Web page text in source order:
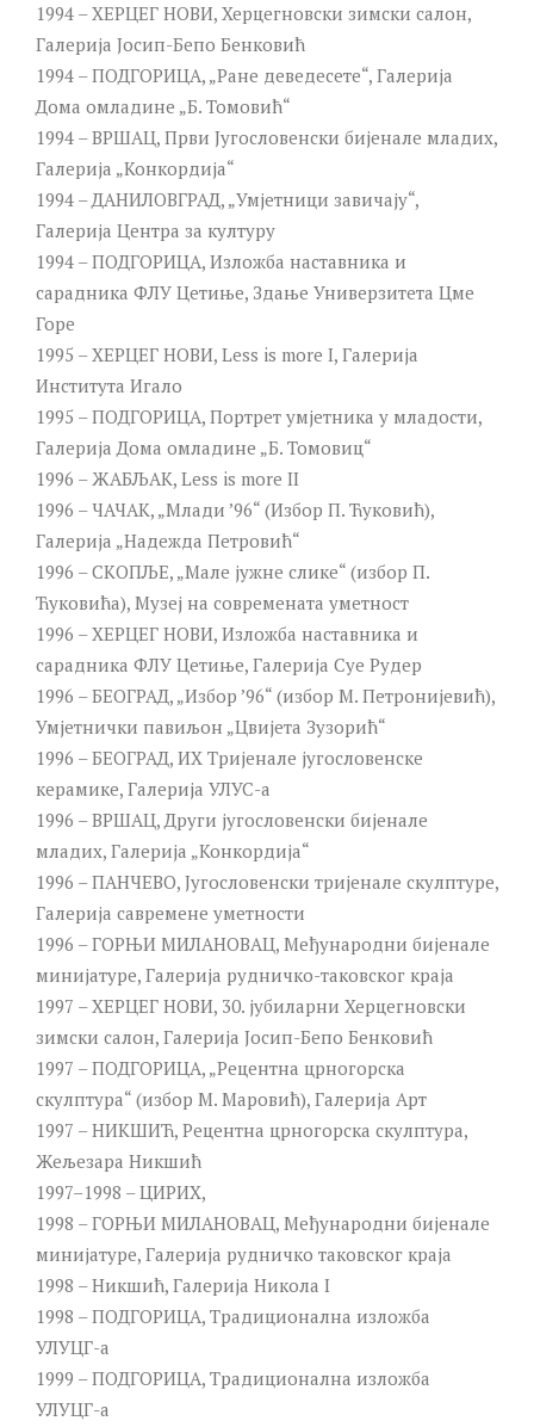
1994 – ХЕРЦЕГ НОВИ, Херцегновски зимски салон,
Галерија Јосип-Бепо Бенковић
1994 – ПОДГОРИЦА, „Ране деведесете“, Галерија
Дома омладине „Б. Томовић“
1994 – ВРШАЦ, Први Југословенски бијенале младих,
Галерија „Конкордија“
1994 – ДАНИЛОВГРАД, „Умјетници завичају“,
Галерија Центра за културу
1994 – ПОДГОРИЦА, Изложба наставника и
сарадника ФЛУ Цетиње, Здање Универзитета Цме
Горе
1995 – ХЕРЦЕГ НОВИ, Less is more I, Галерија
Института Игало
1995 – ПОДГОРИЦА, Портрет умјетника у младости,
Галерија Дома омладине „Б. Томовиц“
1996 – ЖАБЉАК, Less is more II
1996 – ЧАЧАК, „Млади ’96“ (Избор П. Ћуковић),
Галерија „Надежда Петровић“
1996 – СКОПЉЕ, „Мале јужне слике“ (избор П.
Ћуковића), Музеј на современата уметност
1996 – ХЕРЦЕГ НОВИ, Изложба наставника и
сарадника ФЛУ Цетиње, Галерија Суе Рyдер
1996 – БЕОГРАД, „Избор ’96“ (избор М. Петронијевић),
Умјетнички павиљон „Цвијета Зузорић“
1996 – БЕОГРАД, ИX Тријенале југословенске
керамике, Галерија УЛУС-а
1996 – ВРШАЦ, Други југословенски бијенале
младих, Галерија „Конкордија“
1996 – ПАНЧЕВО, Југословенски тријенале скулптуре,
Галерија савремене уметности
1996 – ГОРЊИ МИЛАНОВАЦ, Међународни бијенале
минијатуре, Галерија рудничко-таковског краја
1997 – ХЕРЦЕГ НОВИ, 30. јубиларни Херцегновски
зимски салон, Галерија Јосип-Бепо Бенковић
1997 – ПОДГОРИЦА, „Рецентна црногорска
скулптура“ (избор М. Маровић), Галерија Арт
1997 – НИКШИЋ, Рецентна црногорска скулптура,
Жељезара Никшић
1997–1998 – ЦИРИХ,
1998 – ГОРЊИ МИЛАНОВАЦ, Међународни бијенале
минијатуре, Галерија рудничко таковског краја
1998 – Никшић, Галерија Никола I
1998 – ПОДГОРИЦА, Традиционална изложба
УЛУЦГ-а
1999 – ПОДГОРИЦА, Традиционална изложба
УЛУЦГ-а